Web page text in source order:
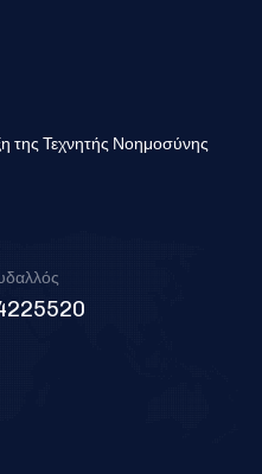
της Τεχνητής Νοημοσύνης